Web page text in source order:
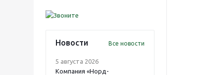
Новости Все новости
5 августа 2026
Компания «Норд-